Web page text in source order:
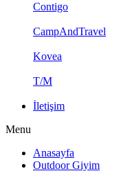
Contigo
CampAndTravel
Kovea
T/M
İletişim
Menu
Anasayfa
Outdoor Giyim